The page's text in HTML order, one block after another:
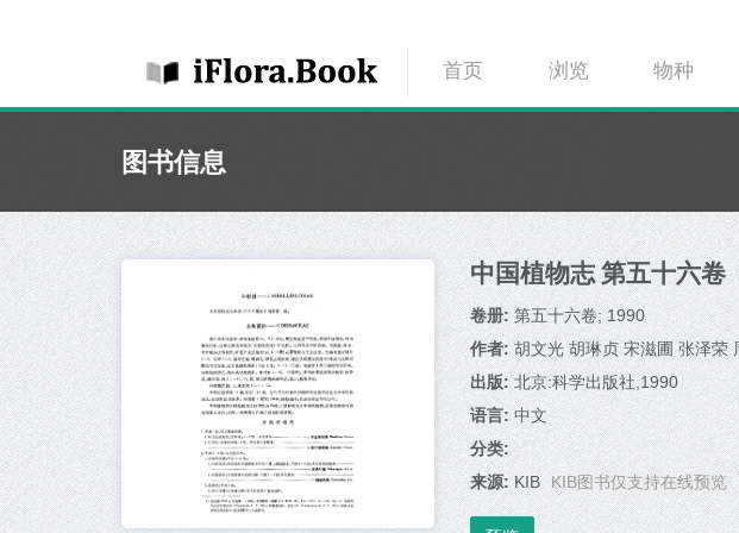
首页 浏览 物种
图书信息
中国植物志 第五十六卷
卷册:第五十六卷; 1990
作者:胡文光 胡琳贞 宋滋圃 张泽荣
出版:北京:科学出版社,1990
语言:中文
分类:
来源: KIB KIB图书仅支持在线预览